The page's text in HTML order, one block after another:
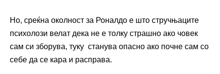
Но, среќна околност за Роналдо е што стручњаците
психолози велат дека не е толку страшно ако човек
сам си зборува, туку станува опасно ако почне сам со
себе да се кара и расправа.